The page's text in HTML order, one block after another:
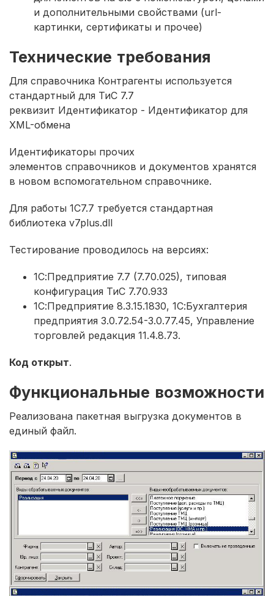
и дополнительными свойствами (url-
картинки, сертификаты и прочее)
Технические требования
Для справочника Контрагенты используется
стандартный для ТиС 7.7
реквизит Идентификатор - Идентификатор для
XML-обмена
Идентификаторы прочих
элементов справочников и документов хранятся
в новом вспомогательном справочнике.
Для работы 1С7.7 требуется стандартная
библиотека v7plus.dll
Тестирование проводилось на версиях:
1С:Предприятие 7.7 (7.70.025), типовая
конфигурация ТиС 7.70.933
1С:Предприятие 8.3.15.1830, 1С:Бухгалтерия
предприятия 3.0.72.54-3.0.77.45, Управление
торговлей редакция 11.4.8.73.
Код открыт.
Функциональные возможности
Реализована пакетная выгрузка документов в
единый файл.